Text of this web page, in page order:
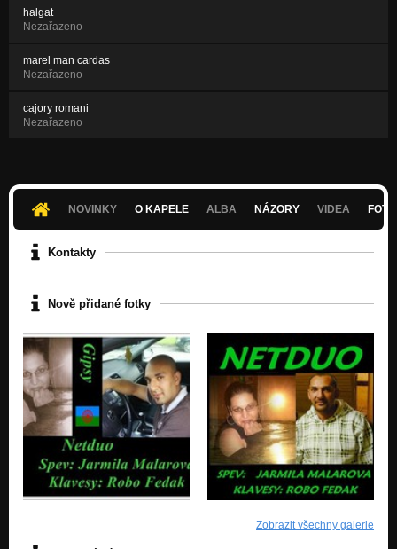
halgat
Nezařazeno
marel man cardas
Nezařazeno
cajory romani
Nezařazeno
NOVINKY O KAPELE ALBA NÁZORY VIDEA
Kontakty
Nově přidané fotky
Zobrazit všechny galerie